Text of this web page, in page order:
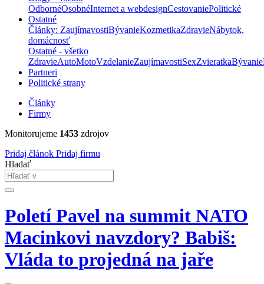
OdbornéOsobnéInternet a webdesignCestovaniePolitické
Ostatné
Články: ZaujímavostiBývanieKozmetikaZdravieNábytok,
domácnosť
Ostatné - všetko
ZdravieAutoMotoVzdelanieZaujímavostiSexZvieratkaBývanie
Partneri
Politické strany
Články
Firmy
Monitorujeme 1453 zdrojov
Pridaj článok Pridaj firmu
Hladať
Poletí Pavel na summit NATO
Macinkovi navzdory? Babiš:
Vláda to projedná na jaře